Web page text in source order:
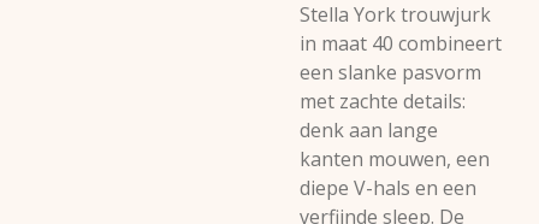
Stella York trouwjurk
in maat 40 combineert
een slanke pasvorm
met zachte details:
denk aan lange
kanten mouwen, een
diepe V-hals en een
verfijnde sleep. De